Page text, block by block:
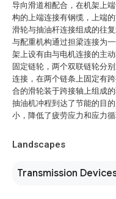
导向滑道相配合，在机架上
构的上端连接有钢缆，上端
滑轮与抽油杆连接组成的往
与配重机构通过担梁连接为
架上设有由与电机连接的主
固定链轮，两个双联链轮分
连接，在两个链条上固定有
合的滑轮装于跨接轴上组成
抽油机冲程到达了节能的目
小，降低了疲劳应力和应力
Landscapes
Transmission